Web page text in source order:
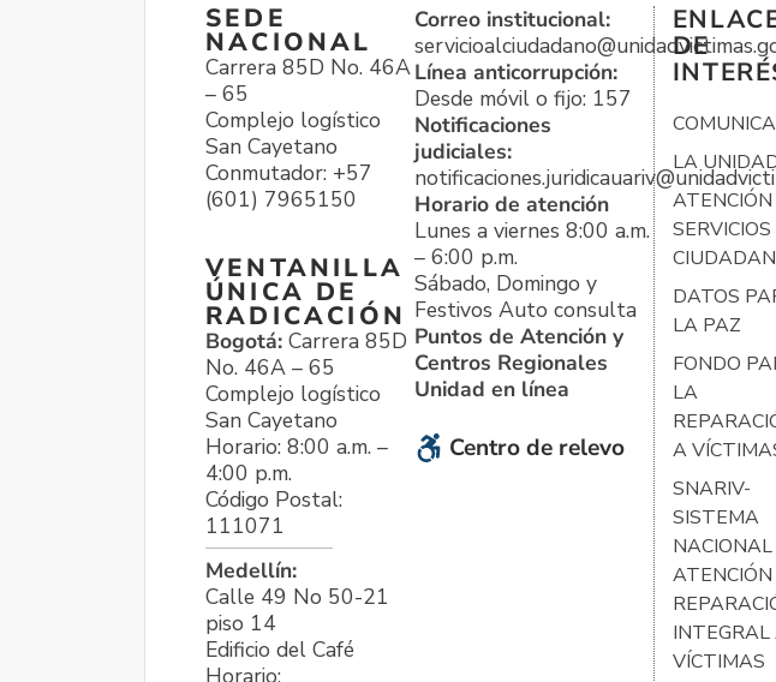
SEDE
NACIONAL
Carrera 85D No. 46A
– 65
Complejo logístico
San Cayetano
Conmutador: +57
(601) 7965150
VENTANILLA
ÚNICA DE
RADICACIÓN
Bogotá: Carrera 85D
No. 46A – 65
Complejo logístico
San Cayetano
Horario: 8:00 a.m. –
4:00 p.m.
Código Postal:
111071
Medellín:
Calle 49 No 50-21
piso 14
Edificio del Café
Horario:
Correo institucional:
Línea anticorrupción:
Desde móvil o fijo: 157
Notificaciones
judiciales:
Horario de atención
Lunes a viernes 8:00 a.m.
– 6:00 p.m.
Sábado, Domingo y
Festivos Auto consulta
Puntos de Atención y
Centros Regionales
Unidad en línea
Centro de relevo
DE
LA
ATENCIÓN
SERVICIOS
DATOS
LA PAZ
FONDO
LA
A
SNARIV-
SISTEMA
NACIONAL
ATENCIÓN
INTEGRAL
VÍCTIMAS